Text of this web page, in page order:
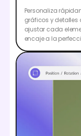
Personaliza
gráficos y detalles
ajustar cada
encaje a la